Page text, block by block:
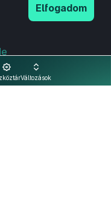
Változások
Elfogadom